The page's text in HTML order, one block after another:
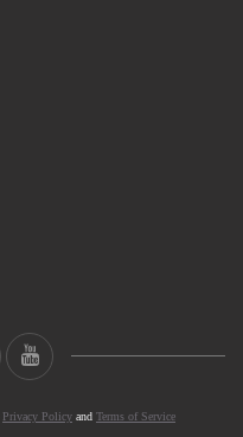
Privacy Policy and Terms of Service